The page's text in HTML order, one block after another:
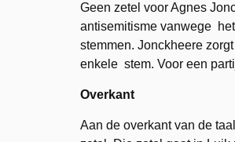
Geen zetel voor Agnes
antisemitisme vanwege
stemmen. Jonckheere
enkele stem. Voor een
Overkant
Aan de overkant van de